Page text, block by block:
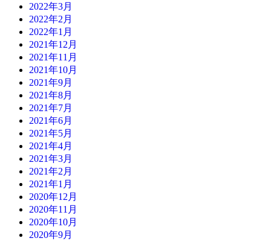
2022年3月
2022年2月
2022年1月
2021年12月
2021年11月
2021年10月
2021年9月
2021年8月
2021年7月
2021年6月
2021年5月
2021年4月
2021年3月
2021年2月
2021年1月
2020年12月
2020年11月
2020年10月
2020年9月